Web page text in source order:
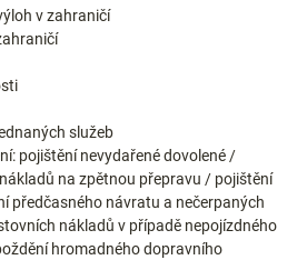
v zahraničí
služeb
pojištění nevydařené dovolené /
na zpětnou přepravu / pojištění
předčasného návratu a nečerpaných
nákladů v případě nepojízdného
hromadného dopravního